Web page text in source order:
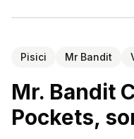
Pisici Mr Bandit
Mr. Bandit
Pockets,